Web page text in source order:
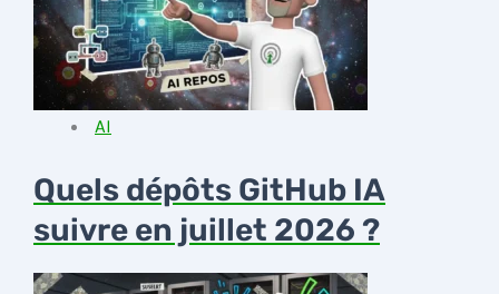
AI
Quels dépôts GitHub IA
suivre en juillet 2026 ?